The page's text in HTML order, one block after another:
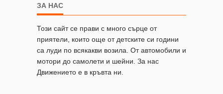
ЗА НАС
Този сайт се прави с много сърце от
приятели, които още от детските си години
са луди по всякакви возила. От автомобили и
мотори до самолети и шейни. За нас
Движението е в кръвта ни.